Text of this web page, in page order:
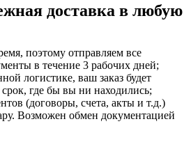
доставка в любую
поэтому отправляем все
в течение 3 рабочих дней;
логистике, ваш заказ будет
срок, где бы вы ни находились;
(договоры, счета, акты и т.д.)
Возможен обмен документацией